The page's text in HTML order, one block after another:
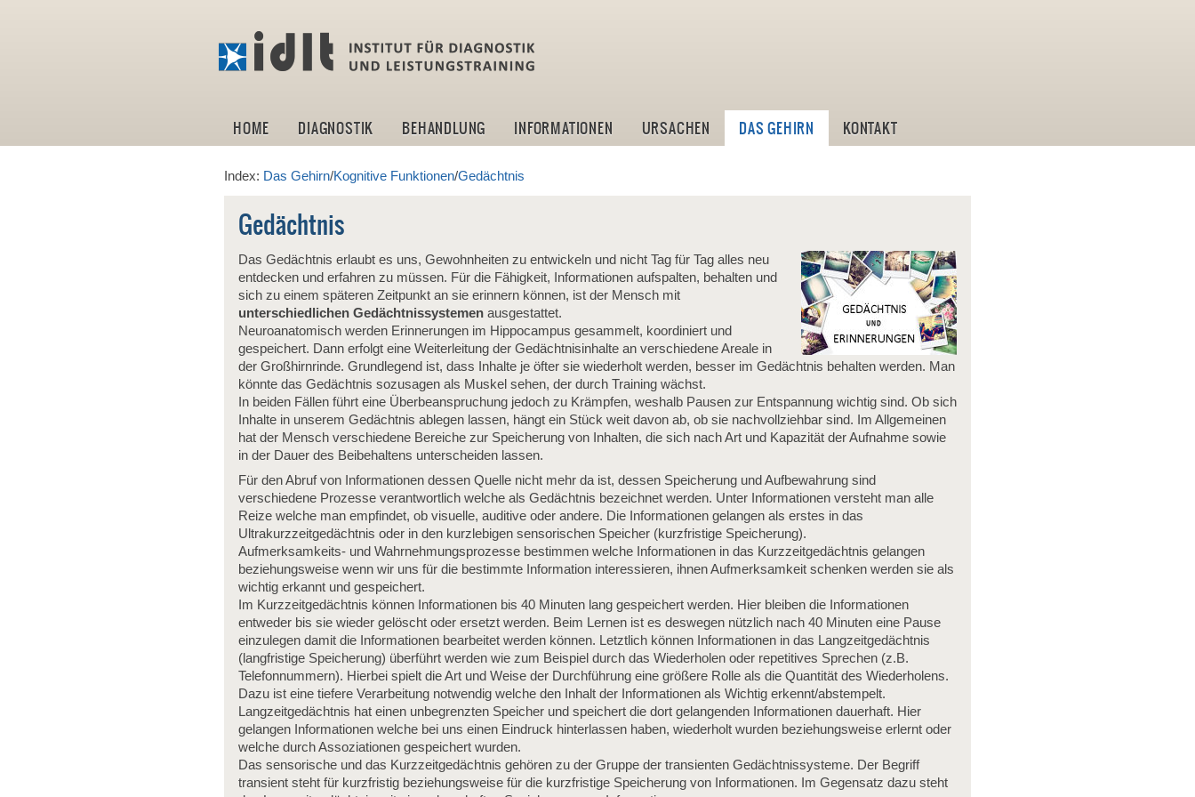
HOME DIAGNOSTIK BEHANDLUNG INFORMATIONEN URSACHEN DAS GEHIRN KONTAKT
Index: Das Gehirn/Kognitive Funktionen/Gedächtnis
Gedächtnis
Das Gedächtnis erlaubt es uns, Gewohnheiten zu entwickeln und nicht Tag für Tag alles neu
entdecken und erfahren zu müssen. Für die Fähigkeit, Informationen aufspalten, behalten und
sich zu einem späteren Zeitpunkt an sie erinnern können, ist der Mensch mit
unterschiedlichen Gedächtnissystemenausgestattet.
Neuroanatomisch werden Erinnerungen im Hippocampus gesammelt, koordiniert und
gespeichert. Dann erfolgt eine Weiterleitung der Gedächtnisinhalte an verschiedene Areale in
der Großhirnrinde. Grundlegend ist, dass Inhalte je öfter sie wiederholt werden, besser im Gedächtnis behalten werden. Man
könnte das Gedächtnis sozusagen als Muskel sehen, der durch Training wächst.
In beiden Fällen führt eine Überbeanspruchung jedoch zu Krämpfen, weshalb Pausen zur Entspannung wichtig sind. Ob sich
Inhalte in unserem Gedächtnis ablegen lassen, hängt ein Stück weit davon ab, ob sie nachvollziehbar sind. Im Allgemeinen
hat der Mensch verschiedene Bereiche zur Speicherung von Inhalten, die sich nach Art und Kapazität der Aufnahme sowie
in der Dauer des Beibehaltens unterscheiden lassen.
Für den Abruf von Informationen dessen Quelle nicht mehr da ist, dessen Speicherung und Aufbewahrung sind
verschiedene Prozesse verantwortlich welche als Gedächtnis bezeichnet werden. Unter Informationen versteht man alle
Reize welche man empfindet, ob visuelle, auditive oder andere. Die Informationen gelangen als erstes in das
Ultrakurzzeitgedächtnis oder in den kurzlebigen sensorischen Speicher (kurzfristige Speicherung).
Aufmerksamkeits- und Wahrnehmungsprozesse bestimmen welche Informationen in das Kurzzeitgedächtnis gelangen
beziehungsweise wenn wir uns für die bestimmte Information interessieren, ihnen Aufmerksamkeit schenken werden sie als
wichtig erkannt und gespeichert.
Im Kurzzeitgedächtnis können Informationen bis 40 Minuten lang gespeichert werden. Hier bleiben die Informationen
entweder bis sie wieder gelöscht oder ersetzt werden. Beim Lernen ist es deswegen nützlich nach 40 Minuten eine Pause
einzulegen damit die Informationen bearbeitet werden können. Letztlich können Informationen in das Langzeitgedächtnis
(langfristige Speicherung) überführt werden wie zum Beispiel durch das Wiederholen oder repetitives Sprechen (z.B.
Telefonnummern). Hierbei spielt die Art und Weise der Durchführung eine größere Rolle als die Quantität des Wiederholens.
Dazu ist eine tiefere Verarbeitung notwendig welche den Inhalt der Informationen als Wichtig erkennt/abstempelt.
Langzeitgedächtnis hat einen unbegrenzten Speicher und speichert die dort gelangenden Informationen dauerhaft. Hier
gelangen Informationen welche bei uns einen Eindruck hinterlassen haben, wiederholt wurden beziehungsweise erlernt oder
welche durch Assoziationen gespeichert wurden.
Das sensorische und das Kurzzeitgedächtnis gehören zu der Gruppe der transienten Gedächtnissysteme. Der Begriff
transient steht für kurzfristig beziehungsweise für die kurzfristige Speicherung von Informationen. Im Gegensatz dazu steht